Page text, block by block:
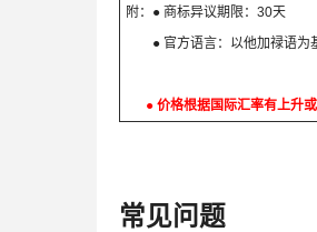
附：● 商标异议期
● 官方语言：以他加禄语
● 价格根据国际汇率有上升
常见问题